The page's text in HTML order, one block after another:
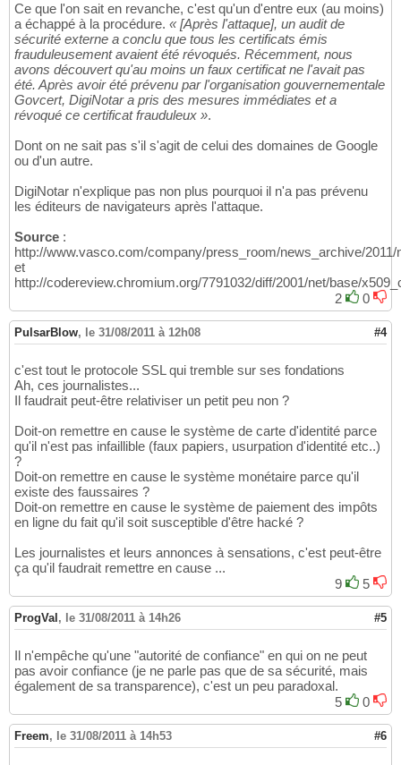
Ce que l'on sait en revanche, c'est qu'un d'entre eux (au moins)
a échappé à la procédure. « [Après l'attaque], un audit de
sécurité externe a conclu que tous les certificats émis
frauduleusement avaient été révoqués. Récemment, nous
avons découvert qu'au moins un faux certificat ne l'avait pas
été. Après avoir été prévenu par l'organisation gouvernementale
Govcert, DigiNotar a pris des mesures immédiates et a
révoqué ce certificat frauduleux ».
Dont on ne sait pas s'il s'agit de celui des domaines de Google
ou d'un autre.
DigiNotar n'explique pas non plus pourquoi il n'a pas prévenu
les éditeurs de navigateurs après l'attaque.
Source :
http://www.vasco.com/company/press_room/news_archive/
et
http://codereview.chromium.org/7791032/diff/2001/net/base/
2
0
PulsarBlow, le 31/08/2011 à 12h08 #4
c'est tout le protocole SSL qui tremble sur ses fondations
Ah, ces journalistes...
Il faudrait peut-être relativiser un petit peu non ?
Doit-on remettre en cause le système de carte d'identité parce
qu'il n'est pas infaillible (faux papiers, usurpation d'identité etc..)
?
Doit-on remettre en cause le système monétaire parce qu'il
existe des faussaires ?
Doit-on remettre en cause le système de paiement des impôts
en ligne du fait qu'il soit susceptible d'être hacké ?
Les journalistes et leurs annonces à sensations, c'est peut-être
ça qu'il faudrait remettre en cause ...
9
5
ProgVal , le 31/08/2011 à 14h26 #5
Il n'empêche qu'une "autorité de confiance" en qui on ne peut
pas avoir confiance (je ne parle pas que de sa sécurité, mais
également de sa transparence), c'est un peu paradoxal.
5
0
Freem, le 31/08/2011 à 14h53 #6